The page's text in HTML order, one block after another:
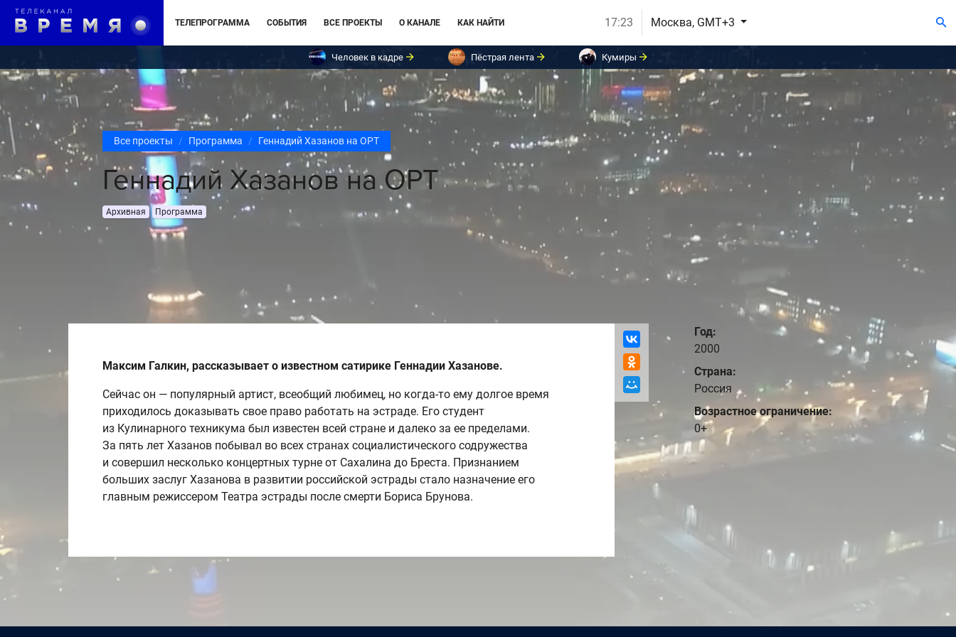
ТЕЛЕПРОГРАММА СОБЫТИЯ ВСЕ ПРОЕКТЫ О КАНАЛЕ КАК НАЙТИ 17:23 Москва, GMT+3
Человек в кадре Пёстрая лента Кумиры
Все проекты Программа Геннадий Хазанов на ОРТ
Геннадий Хазанов на ОРТ
Архивная Программа
Максим Галкин, рассказывает о известном сатирике Геннадии Хазанове.
Сейчас он — популярный артист, всеобщий любимец, но когда-то ему долгое время
приходилось доказывать свое право работать на эстраде. Его студент
из Кулинарного техникума был известен всей стране и далеко за ее пределами.
За пять лет Хазанов побывал во всех странах социалистического содружества
и совершил несколько концертных турне от Сахалина до Бреста. Признанием
больших заслуг Хазанова в развитии российской эстрады стало назначение его
главным режиссером Театра эстрады после смерти Бориса Брунова.
Год:
2000
Страна:
Россия
Возрастное ограничение:
0+